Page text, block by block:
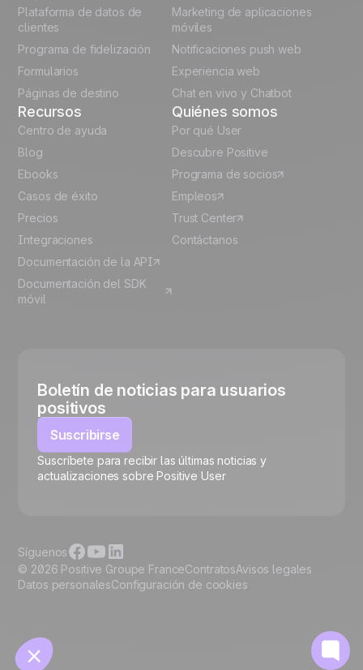
🍪
Gestionar cookies
German
Plataforma de datos de
clientes
Programa de fidelización
Formularios
Páginas de destino
Marketing de aplicaciones
móviles
Notificaciones push web
Experiencia web
Chat en vivo y Chatbot
Recursos
Centro de ayuda
Blog
Ebooks
Casos de éxito
Precios
Integraciones
Documentación de la API
Documentación del SDK
móvil
Quiénes somos
Por qué User
Descubre Positive
Programa de socios
Empleos
Trust Center
Contáctanos
Boletín de noticias para usuarios
positivos
Suscribirse
Suscríbete para recibir las últimas noticias y
actualizaciones sobre Positive User
© 2026 Positive Groupe FranceContratosAvisos legales
Datos personalesConfiguración de cookies
Síguenos